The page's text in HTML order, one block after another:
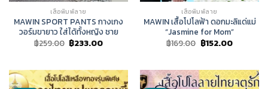
เสื้อพิมพ์ลาย
MAWIN SPORT PANTS กางเกง
วอร์มขายาว ใส่ได้ทั้งหญิง ชาย
฿259.00 Original
price
฿233.00Current
เสื้อพิมพ์ลาย
MAWIN เสื้อโปโลฟ้า ดอกมะลิแด่แม่
“Jasmine for Mom”
฿169.00 Original
price
฿152.00Current